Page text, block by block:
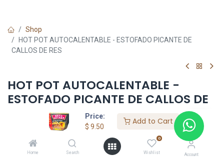
Price:
$ 9.50
Add to Cart
Home Search
0
Wishlist Account
Shop
HOT POT AUTOCALENTABLE - ESTOFADO PICANTE DE
CALLOS DE RES
HOT POT AUTOCALENTABLE -
ESTOFADO PICANTE DE CALLOS DE